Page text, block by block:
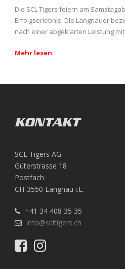
Die SCL Tigers feiern am
Erfolgserlebnis: Die Langnauer
nach einer abgeklärten Leistung
Mehr lesen
KONTAKT
SCL Tigers AG
Güterstrasse 18
Postfach
CH-3550 Langnau i.E.
+41 34 408 35 35
info@scltigers.ch